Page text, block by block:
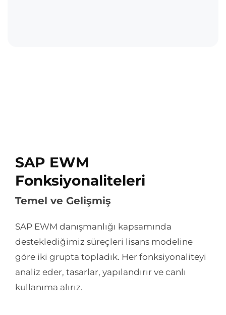
SAP EWM
Fonksiyonaliteleri
Temel ve Gelişmiş
SAP EWM danışmanlığı kapsamında
desteklediğimiz süreçleri lisans modeline
göre iki grupta topladık. Her fonksiyonaliteyi
analiz eder, tasarlar, yapılandırır ve canlı
kullanıma alırız.